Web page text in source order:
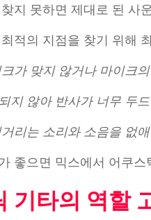
지 못하면 제대로 된 사
적의 지점을 찾기 위해
가 맞지 않거나 마이크
지 않아 반사가 너무 두
리는 소리와 소음을 없
좋으면 믹스에서 어쿠
기타의 역할